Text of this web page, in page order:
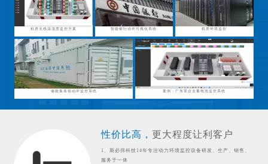
机房无线温湿度监控方案 智能银行动环可视化系统 机房环境监控
储能集装箱动环监控系统 案例：广东某企业蓄电池监控系统
性价比高， 更大程度让利客户
1、斯必得科技14年专注动力环境监控设备研发、生产、销售、
服务于一体